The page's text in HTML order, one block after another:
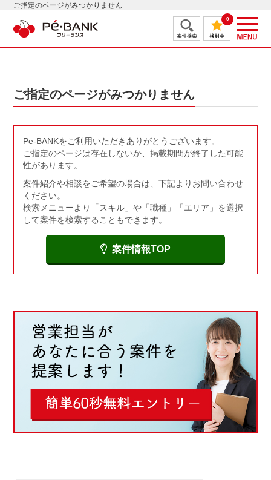
ご指定のページがみつかりません
0
ご指定のページがみつかりません
Pe-BANKをご利用いただきありがとうございます。
ご指定のページは存在しないか、掲載期間が終了した可能
性があります。
案件紹介や相談をご希望の場合は、下記よりお問い合わせ
ください。
検索メニューより「スキル」や「職種」「エリア」を選択
して案件を検索することもできます。
案件情報TOP